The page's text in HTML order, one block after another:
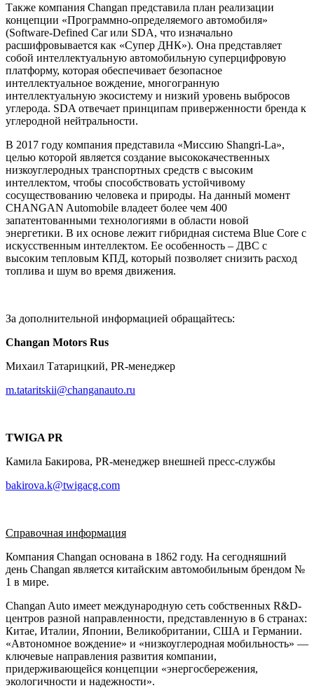
Также компания Changan представила план реализации
концепции «Программно-определяемого автомобиля»
(Software-Defined Car или SDA, что изначально
расшифровывается как «Супер ДНК»). Она представляет
собой интеллектуальную автомобильную суперцифровую
платформу, которая обеспечивает безопасное
интеллектуальное вождение, многогранную
интеллектуальную экосистему и низкий уровень выбросов
углерода. SDA отвечает принципам приверженности бренда к
углеродной нейтральности.
В 2017 году компания представила «Миссию Shangri-La»,
целью которой является создание высококачественных
низкоуглеродных транспортных средств с высоким
интеллектом, чтобы способствовать устойчивому
сосуществованию человека и природы. На данный момент
CHANGAN Automobile владеет более чем 400
запатентованными технологиями в области новой
энергетики. В их основе лежит гибридная система Blue Core с
искусственным интеллектом. Ее особенность – ДВС с
высоким тепловым КПД, который позволяет снизить расход
топлива и шум во время движения.
За дополнительной информацией обращайтесь:
Changan Motors Rus
Михаил Татарицкий, PR-менеджер
m.tataritskii@changanauto.ru
TWIGA PR
Камила Бакирова, PR-менеджер внешней пресс-службы
bakirova.k@twigacg.com
Справочная информация
Компания Changan основана в 1862 году. На сегодняшний
день Changan является китайским автомобильным брендом №
1 в мире.
Changan Auto имеет международную сеть собственных R&D-
центров разной направленности, представленную в 6 странах:
Китае, Италии, Японии, Великобритании, США и Германии.
«Автономное вождение» и «низкоуглеродная мобильность» —
ключевые направления развития компании,
придерживающейся концепции «энергосбережения,
экологичности и надежности».